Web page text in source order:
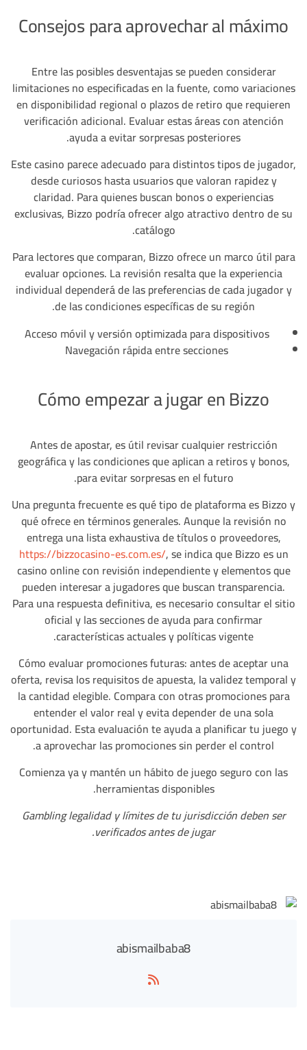
Consejos para aprovechar al máximo
Entre las posibles desventajas se pueden considerar
limitaciones no especificadas en la fuente, como variaciones
en disponibilidad regional o plazos de retiro que requieren
verificación adicional. Evaluar estas áreas con atención
ayuda a evitar sorpresas posteriores.
Este casino parece adecuado para distintos tipos de jugador,
desde curiosos hasta usuarios que valoran rapidez y
claridad. Para quienes buscan bonos o experiencias
exclusivas, Bizzo podría ofrecer algo atractivo dentro de su
catálogo.
Para lectores que comparan, Bizzo ofrece un marco útil para
evaluar opciones. La revisión resalta que la experiencia
individual dependerá de las preferencias de cada jugador y
de las condiciones específicas de su región.
Acceso móvil y versión optimizada para dispositivos
Navegación rápida entre secciones
Cómo empezar a jugar en Bizzo
Antes de apostar, es útil revisar cualquier restricción
geográfica y las condiciones que aplican a retiros y bonos,
para evitar sorpresas en el futuro.
Una pregunta frecuente es qué tipo de plataforma es Bizzo y
qué ofrece en términos generales. Aunque la revisión no
entrega una lista exhaustiva de títulos o proveedores,
https://bizzocasino-es.com.es/, se indica que Bizzo es un
casino online con revisión independiente y elementos que
pueden interesar a jugadores que buscan transparencia.
Para una respuesta definitiva, es necesario consultar el sitio
oficial y las secciones de ayuda para confirmar
características actuales y políticas vigente.
Cómo evaluar promociones futuras: antes de aceptar una
oferta, revisa los requisitos de apuesta, la validez temporal y
la cantidad elegible. Compara con otras promociones para
entender el valor real y evita depender de una sola
oportunidad. Esta evaluación te ayuda a planificar tu juego y
a aprovechar las promociones sin perder el control.
Comienza ya y mantén un hábito de juego seguro con las
herramientas disponibles.
Gambling legalidad y límites de tu jurisdicción deben ser
verificados antes de jugar.
abismailbaba8